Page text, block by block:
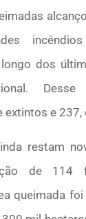
dos
extintos e 237,
restam
de 114
queimada